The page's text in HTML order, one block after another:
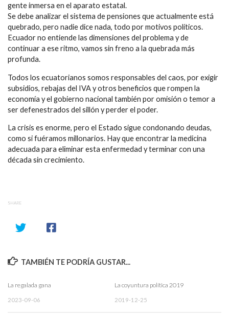
gente inmersa en el aparato estatal.
Se debe analizar el sistema de pensiones que actualmente está
quebrado, pero nadie dice nada, todo por motivos políticos.
Ecuador no entiende las dimensiones del problema y de
continuar a ese ritmo, vamos sin freno a la quebrada más
profunda.
Todos los ecuatorianos somos responsables del caos, por exigir
subsidios, rebajas del IVA y otros beneficios que rompen la
economía y el gobierno nacional también por omisión o temor a
ser defenestrados del sillón y perder el poder.
La crisis es enorme, pero el Estado sigue condonando deudas,
como si fuéramos millonarios. Hay que encontrar la medicina
adecuada para eliminar esta enfermedad y terminar con una
década sin crecimiento.
SHARE
TAMBIÉN TE PODRÍA GUSTAR...
La regalada gana
2023-09-06
La coyuntura política 2019
2019-12-25